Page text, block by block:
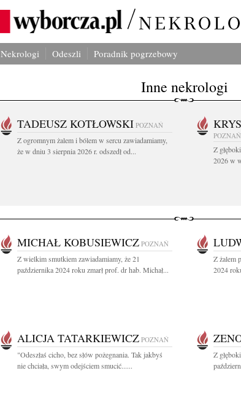
Nekrologi Odeszli Poradnik pogrzebowy
Inne nekrologi
TADEUSZ KOTŁOWSKI POZNAŃ
Z ogromnym żalem i bólem w sercu zawiadamiamy,
że w dniu 3 sierpnia 2026 r. odszedł od...
POZNAŃ
Z
2026 w
MICHAŁ KOBUSIEWICZ POZNAŃ
Z wielkim smutkiem zawiadamiamy, że 21
października 2024 roku zmarł prof. dr hab. Michał...
Z żalem
2024
ALICJA TATARKIEWICZ POZNAŃ
"Odeszłaś cicho, bez słów pożegnania. Tak jakbyś
nie chciała, swym odejściem smucić......
Z